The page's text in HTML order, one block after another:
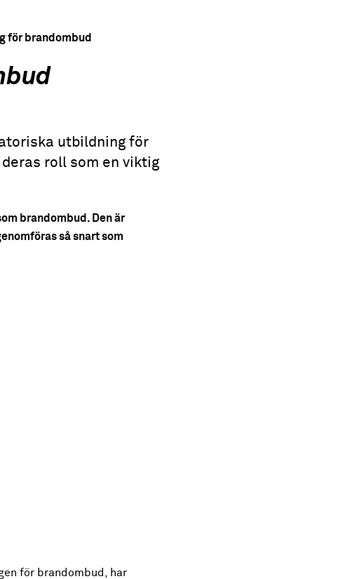
för brandombud
utbildning för
roll som en viktig
brandombud. Den är
så snart som
för brandombud, har